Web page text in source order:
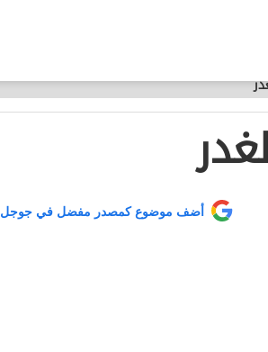
أضف موضوع كمصدر مفضل في جوجل